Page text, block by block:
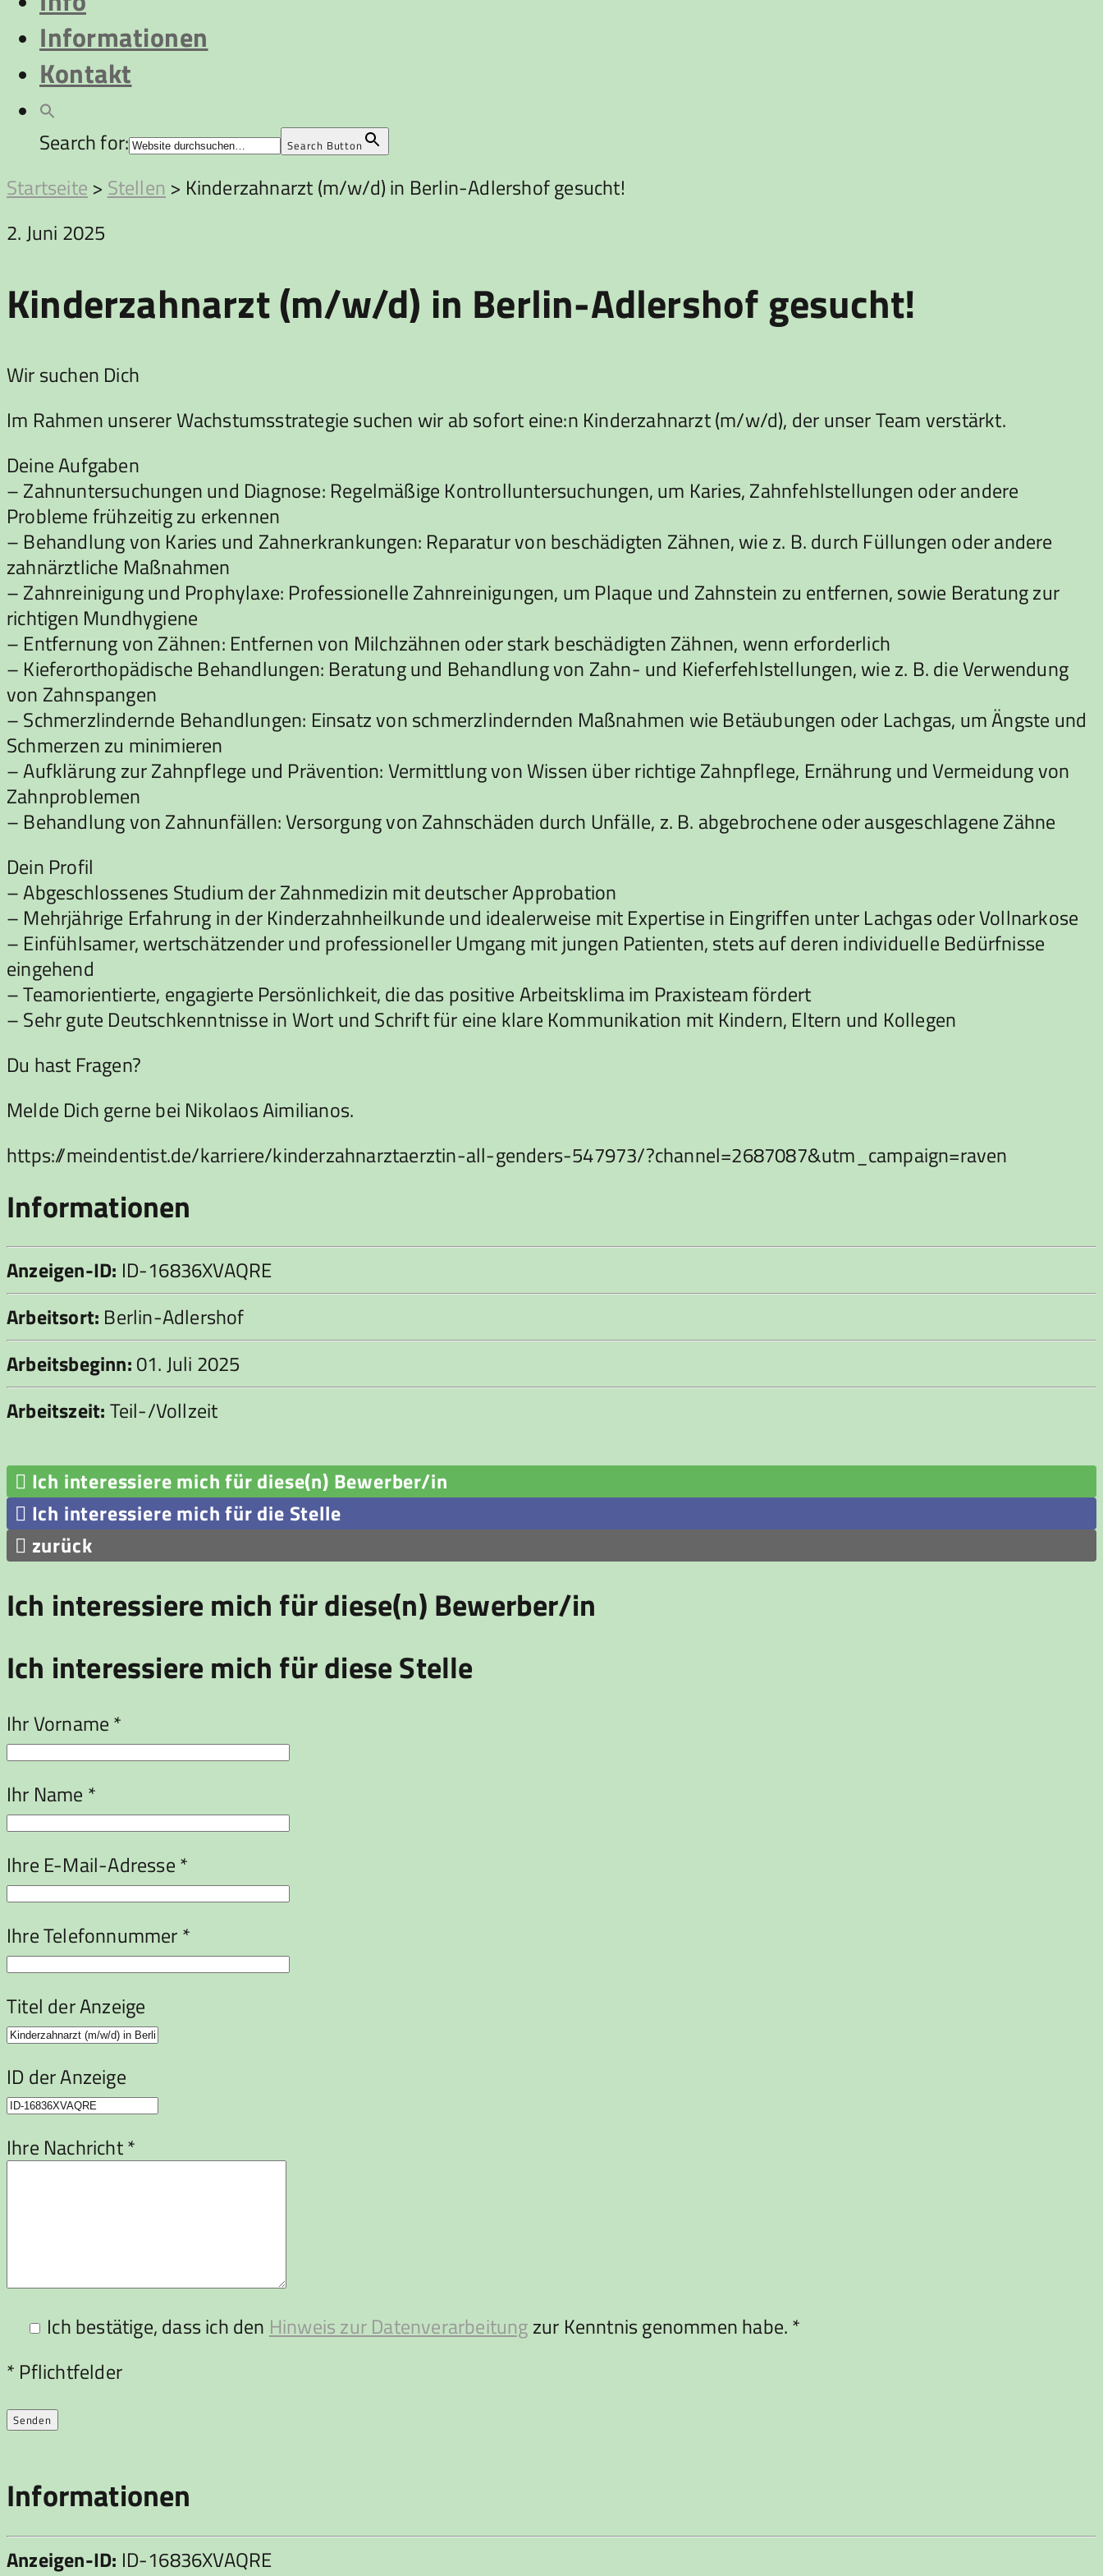
Informationen
Kontakt
Search for: Search Button
Startseite > Stellen > Kinderzahnarzt (m/w/d) in Berlin-Adlershof gesucht!
2. Juni 2025
Kinderzahnarzt (m/w/d) in Berlin-Adlershof gesucht!
Wir suchen Dich
Im Rahmen unserer Wachstumsstrategie suchen wir ab sofort eine:n Kinderzahnarzt (m/w/d), der unser Team verstärkt.
Deine Aufgaben
– Zahnuntersuchungen und Diagnose: Regelmäßige Kontrolluntersuchungen, um Karies, Zahnfehlstellungen oder andere
Probleme frühzeitig zu erkennen
– Behandlung von Karies und Zahnerkrankungen: Reparatur von beschädigten Zähnen, wie z. B. durch Füllungen oder andere
zahnärztliche Maßnahmen
– Zahnreinigung und Prophylaxe: Professionelle Zahnreinigungen, um Plaque und Zahnstein zu entfernen, sowie Beratung zur
richtigen Mundhygiene
– Entfernung von Zähnen: Entfernen von Milchzähnen oder stark beschädigten Zähnen, wenn erforderlich
– Kieferorthopädische Behandlungen: Beratung und Behandlung von Zahn- und Kieferfehlstellungen, wie z. B. die Verwendung
von Zahnspangen
– Schmerzlindernde Behandlungen: Einsatz von schmerzlindernden Maßnahmen wie Betäubungen oder Lachgas, um Ängste und
Schmerzen zu minimieren
– Aufklärung zur Zahnpflege und Prävention: Vermittlung von Wissen über richtige Zahnpflege, Ernährung und Vermeidung von
Zahnproblemen
– Behandlung von Zahnunfällen: Versorgung von Zahnschäden durch Unfälle, z. B. abgebrochene oder ausgeschlagene Zähne
Dein Profil
– Abgeschlossenes Studium der Zahnmedizin mit deutscher Approbation
– Mehrjährige Erfahrung in der Kinderzahnheilkunde und idealerweise mit Expertise in Eingriffen unter Lachgas oder Vollnarkose
– Einfühlsamer, wertschätzender und professioneller Umgang mit jungen Patienten, stets auf deren individuelle Bedürfnisse
eingehend
– Teamorientierte, engagierte Persönlichkeit, die das positive Arbeitsklima im Praxisteam fördert
– Sehr gute Deutschkenntnisse in Wort und Schrift für eine klare Kommunikation mit Kindern, Eltern und Kollegen
Du hast Fragen?
Melde Dich gerne bei Nikolaos Aimilianos.
https://meindentist.de/karriere/kinderzahnarztaerztin-all-genders-547973/?channel=2687087&utm_campaign=raven
Informationen
Anzeigen-ID: ID-16836XVAQRE
Arbeitsort: Berlin-Adlershof
Arbeitsbeginn:01. Juli 2025
Arbeitszeit:Teil-/Vollzeit
 Ich interessiere mich für diese(n) Bewerber/in
 Ich interessiere mich für die Stelle
 zurück
Ich interessiere mich für diese(n) Bewerber/in
Ich interessiere mich für diese Stelle
Ihr Vorname *
Ihr Name *
Ihre E-Mail-Adresse *
Ihre Telefonnummer *
Titel der Anzeige
ID der Anzeige
Ihre Nachricht *
Ich bestätige, dass ich den Hinweis zur Datenverarbeitungzur Kenntnis genommen habe. *
Bitte lasse dieses Feld leer.
* Pflichtfelder
Informationen
Anzeigen-ID: ID-16836XVAQRE